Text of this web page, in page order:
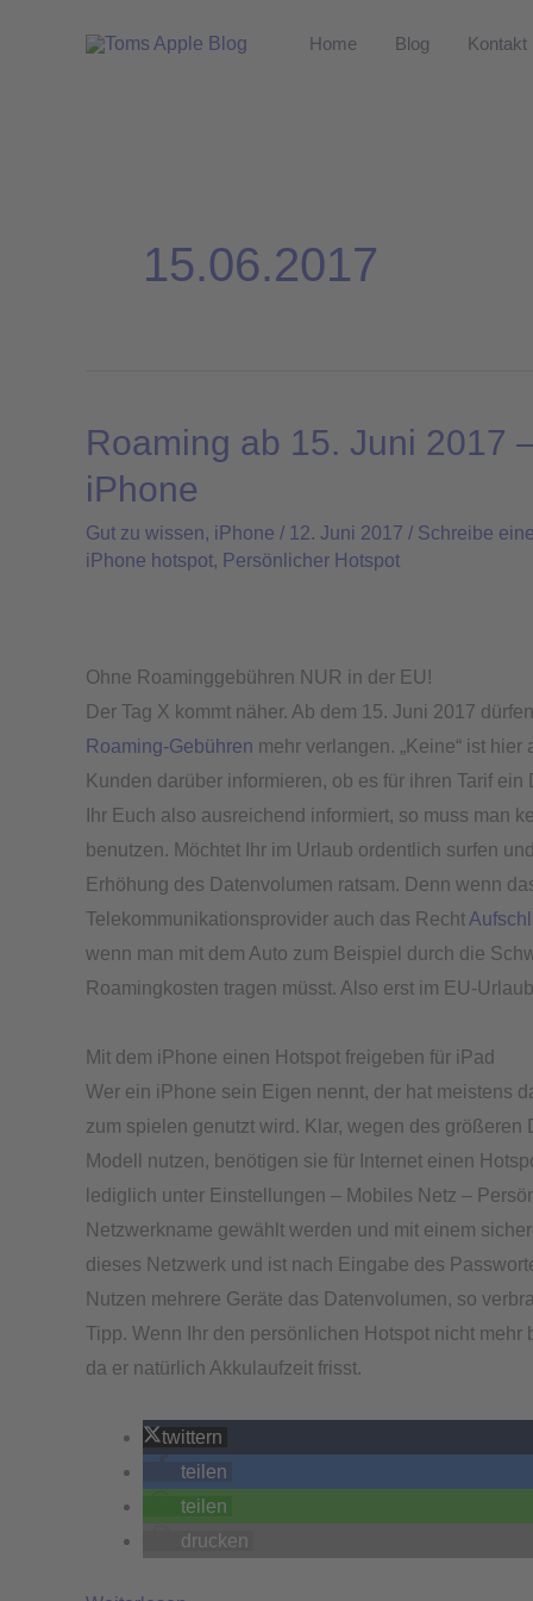
Home Blog Kontakt
15.06.2017
Roaming ab 15. Juni 2017
iPhone
Gut zu wissen, iPhone / 12. Juni 2017 / Schreibe
iPhone hotspot, Persönlicher Hotspot
Ohne Roaminggebühren NUR in der EU!
Der Tag X kommt näher. Ab dem 15. Juni 2017
Roaming-Gebühren mehr verlangen. „Keine“ ist
Kunden darüber informieren, ob es für ihren Tarif
Ihr Euch also ausreichend informiert, so muss man
benutzen. Möchtet Ihr im Urlaub ordentlich surfen
Erhöhung des Datenvolumen ratsam. Denn wenn
Telekommunikationsprovider auch das Recht
wenn man mit dem Auto zum Beispiel durch die
Roamingkosten tragen müsst. Also erst im EU-
Mit dem iPhone einen Hotspot freigeben für iPad
Wer ein iPhone sein Eigen nennt, der hat meistens
zum spielen genutzt wird. Klar, wegen des
Modell nutzen, benötigen sie für Internet einen
lediglich unter Einstellungen – Mobiles Netz –
Netzwerkname gewählt werden und mit einem
dieses Netzwerk und ist nach Eingabe des
Nutzen mehrere Geräte das Datenvolumen, so
Tipp. Wenn Ihr den persönlichen Hotspot nicht
da er natürlich Akkulaufzeit frisst.
twittern
teilen
teilen
drucken
Roaming
15.
Juni
2017
Freigabe
mit
einem
iPhone